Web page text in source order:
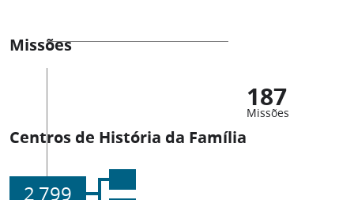
Missões
187
Missões
Centros de História da Família
2 799